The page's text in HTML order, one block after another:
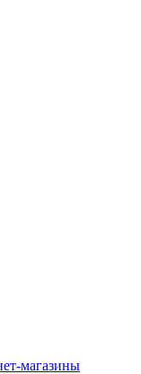
магазины